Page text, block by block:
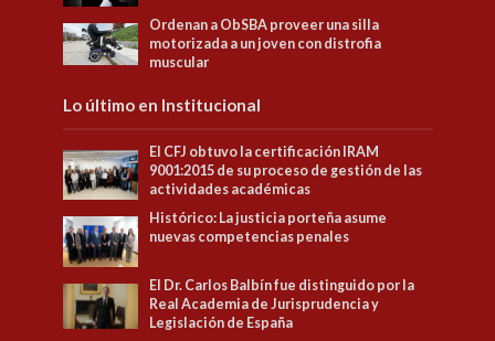
Ordenan a ObSBA proveer una silla
motorizada a un joven con distrofia
muscular
Lo último en Institucional
El CFJ obtuvo la certificación IRAM
9001:2015 de su proceso de gestión de las
actividades académicas
Histórico: La justicia porteña asume
nuevas competencias penales
El Dr. Carlos Balbín fue distinguido por la
Real Academia de Jurisprudencia y
Legislación de España